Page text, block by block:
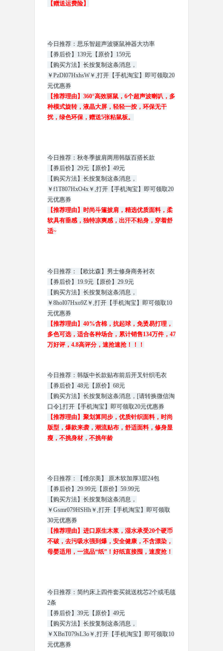
【赠送运费险】
今日推荐：思乐智超声波驱鼠神器大功率
【券后价】139元【原价】159元
【购买方法】长按复制这条消息，
￥PzDl07HxhsW￥,打开【手机淘宝】即可领取20
元优惠券
【推荐理由】360°高效驱鼠，6个超声波喇叭，多
种模式旋转，液晶大屏，轻轻一按，环保无干
扰，绿色环保，赠送5张粘鼠板。
今日推荐：秋冬季披肩两用韩版百搭长款
【券后价】29元【原价】49元
【购买方法】长按复制这条消息，
￥f1T807HxO4x￥,打开【手机淘宝】即可领取20
元优惠券
【推荐理由】时尚斗篷披肩，精选优质面料，柔
软具有垂感，独特凉爽感，出汗不粘身，穿着舒
适~
今日推荐：【欧比森】男士修身商务衬衣
【券后价】19.9元【原价】29.9元
【购买方法】长按复制这条消息，
￥8hoI07Hxo9Z￥,打开【手机淘宝】即可领取10
元优惠券
【推荐理由】40%含棉，抗起球，免烫易打理，
多色可选，适合各种场合，累计销售134万件，47
万好评，4.8高评分，速抢速抢！！！
今日推荐：韩版中长款贴布前后开叉针织毛衣
【券后价】48元【原价】68元
【购买方法】长按复制这条消息， [请转换微信淘
口令],打开【手机淘宝】即可领取20元优惠券
【推荐理由】聚划算同步，优质针织面料，时尚
版型，爆款来袭，潮流贴布，舒适面料，修身显
瘦，不挑身材，不挑年龄
今日推荐：【维尔美】 原木软加厚3层24包
【券后价】29.99元【原价】59.99元
【购买方法】长按复制这条消息，
￥Gsmr079HSHh￥,打开【手机淘宝】即可领取
30元优惠券
【推荐理由】进口原生木浆，湿水承受20个硬币
不破，去污吸水强到爆，安全健康，不含漂染，
母婴适用，一流品“纸”！好纸直接囤，速度抢！
今日推荐：简约床上四件套买就送枕芯2个或毛毯
2条
【券后价】39元【原价】49元
【购买方法】长按复制这条消息，
￥XBnT079sL3o￥,打开【手机淘宝】即可领取10
元优惠券